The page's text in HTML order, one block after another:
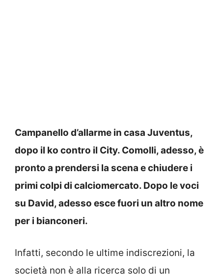
Campanello d’allarme in casa Juventus,
dopo il ko contro il City. Comolli, adesso, è
pronto a prendersi la scena e chiudere i
primi colpi di calciomercato. Dopo le voci
su David, adesso esce fuori un altro nome
per i bianconeri.
Infatti, secondo le ultime indiscrezioni, la
società non è alla ricerca solo di un